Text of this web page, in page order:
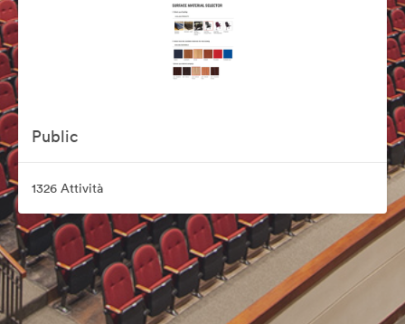
Public
1326 Attività